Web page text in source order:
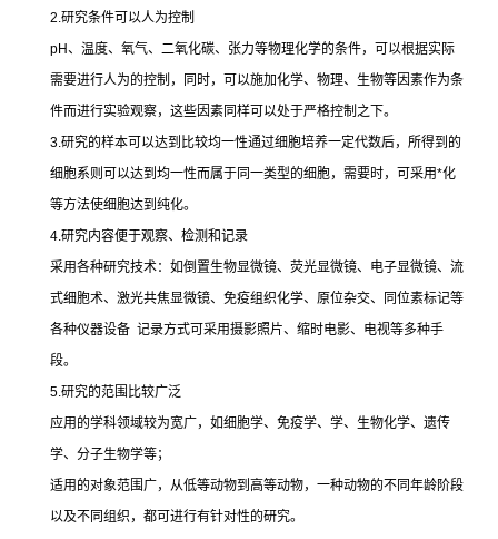
2.研究条件可以人为控制
pH、温度、氧气、二氧化碳、张力等物理化学的条件，可以根据实际
需要进行人为的控制，同时，可以施加化学、物理、生物等因素作为条
件而进行实验观察，这些因素同样可以处于严格控制之下。
3.研究的样本可以达到比较均一性通过细胞培养一定代数后，所得到的
细胞系则可以达到均一性而属于同一类型的细胞，需要时，可采用*化
等方法使细胞达到纯化。
4.研究内容便于观察、检测和记录
采用各种研究技术：如倒置生物显微镜、荧光显微镜、电子显微镜、流
式细胞术、激光共焦显微镜、免疫组织化学、原位杂交、同位素标记等
各种仪器设备 记录方式可采用摄影照片、缩时电影、电视等多种手
段。
5.研究的范围比较广泛
应用的学科领域较为宽广，如细胞学、免疫学、学、生物化学、遗传
学、分子生物学等；
适用的对象范围广，从低等动物到高等动物，一种动物的不同年龄阶段
以及不同组织，都可进行有针对性的研究。